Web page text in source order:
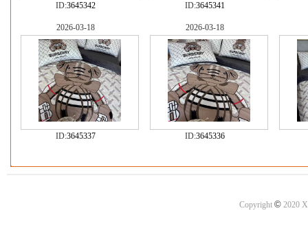
ID:3645342 ID:3645341
2026-03-18
ID:3645337
2026-03-18
ID:3645336
Copyright ©2020